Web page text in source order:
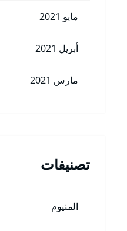
مايو 2021
أبريل 2021
مارس 2021
تصنيفات
المنيوم